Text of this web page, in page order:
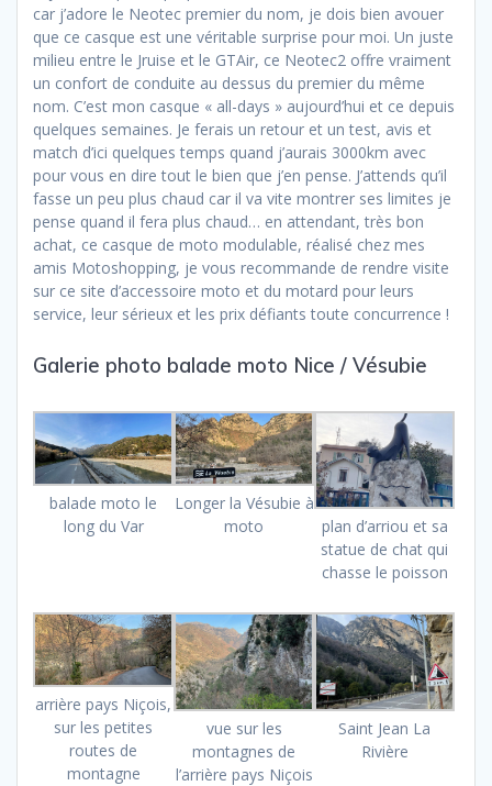
car j’adore le Neotec premier du nom, je dois bien avouer
que ce casque est une véritable surprise pour moi. Un juste
milieu entre le Jruise et le GTAir, ce Neotec2 offre vraiment
un confort de conduite au dessus du premier du même
nom. C’est mon casque « all-days » aujourd’hui et ce depuis
quelques semaines. Je ferais un retour et un test, avis et
match d’ici quelques temps quand j’aurais 3000km avec
pour vous en dire tout le bien que j’en pense. J’attends qu’il
fasse un peu plus chaud car il va vite montrer ses limites je
pense quand il fera plus chaud… en attendant, très bon
achat, ce casque de moto modulable, réalisé chez mes
amis Motoshopping, je vous recommande de rendre visite
sur ce site d’accessoire moto et du motard pour leurs
service, leur sérieux et les prix défiants toute concurrence !
Galerie photo balade moto Nice / Vésubie
balade moto le
long du Var
Longer la Vésubie à
moto
plan d’arriou et sa
statue de chat qui
chasse le poisson
arrière pays Niçois,
sur les petites
routes de
montagne
vue sur les
montagnes de
l’arrière pays Niçois
Saint Jean La
Rivière